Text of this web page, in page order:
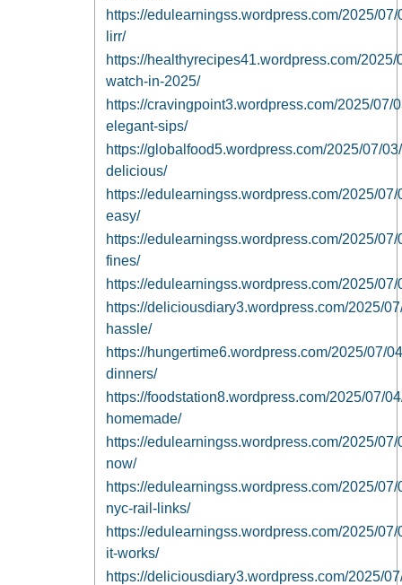
https://edulearningss.wordpress.com/2025/
lirr/
https://healthyrecipes41.wordpress.com/
watch-in-2025/
https://cravingpoint3.wordpress.com/2025/
elegant-sips/
https://globalfood5.wordpress.com/2025/07/
delicious/
https://edulearningss.wordpress.com/2025/
easy/
https://edulearningss.wordpress.com/2025/
fines/
https://edulearningss.wordpress.com/2025/
https://deliciousdiary3.wordpress.com/2025/
hassle/
https://hungertime6.wordpress.com/2025/07/
dinners/
https://foodstation8.wordpress.com/2025/07/
homemade/
https://edulearningss.wordpress.com/2025/
now/
https://edulearningss.wordpress.com/2025/
nyc-rail-links/
https://edulearningss.wordpress.com/2025/
it-works/
https://deliciousdiary3.wordpress.com/2025/